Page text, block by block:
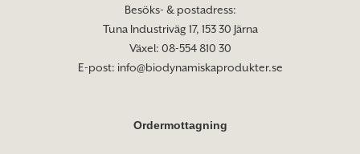
Besöks- & postadress:
Tuna Industriväg 17, 153 30 Järna
Växel: 08-554 810 30
E-post: info@biodynamiskaprodukter.se
Ordermottagning